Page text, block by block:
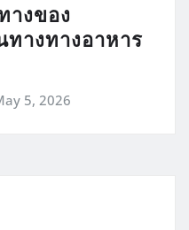
างของ
ทางทางอาหาร
5, 2026